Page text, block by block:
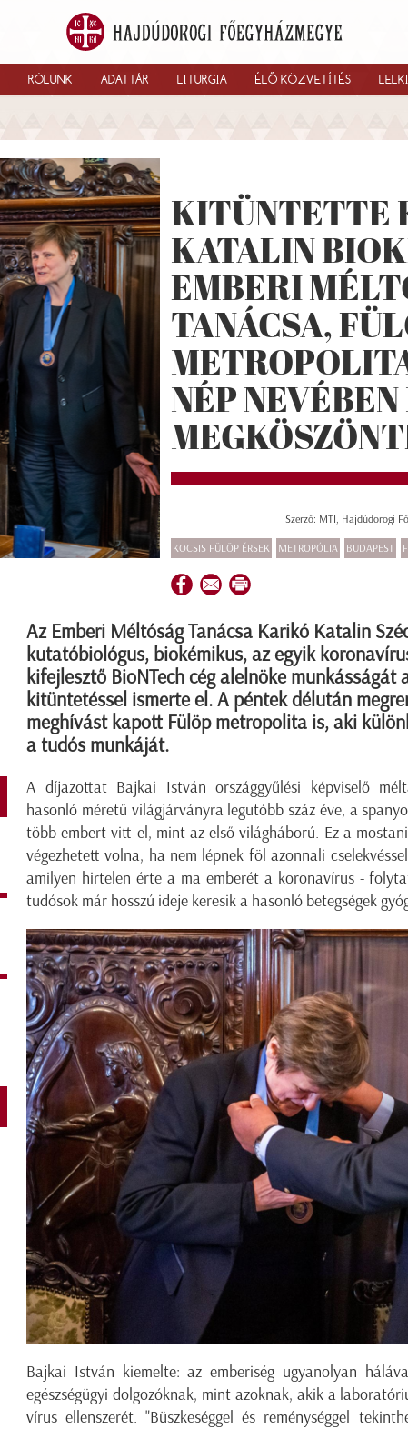
RÓLUNK ADATTÁR LITURGIA ÉLŐ KÖZVETÍTÉS
KITÜNTETTE
KATALIN
EMBERI
TANÁCSA,
NÉP
Szerző: MTI, Hajdúdorogi
KOCSIS FÜLÖP ÉRSEK METROPÓLIA BUDAPEST
Az Emberi Méltóság Tanácsa Karikó Katalin
kutatóbiológus, biokémikus, az egyik
kifejlesztő BioNTech cég alelnöke munkásságát
kitüntetéssel ismerte el. A péntek délután
meghívást kapott Fülöp metropolita is, aki
a tudós munkáját.
A díjazottat Bajkai István országgyűlési képviselő
hasonló méretű világjárványra legutóbb száz éve, a
több embert vitt el, mint az első világháború. Ez a
végezhetett volna, ha nem lépnek föl azonnali
amilyen hirtelen érte a ma emberét a koronavírus -
tudósok már hosszú ideje keresik a hasonló betegségek
Bajkai István kiemelte: az emberiség ugyanolyan
egészségügyi dolgozóknak, mint azoknak, akik a
vírus ellenszerét. "Büszkeséggel és reménységgel